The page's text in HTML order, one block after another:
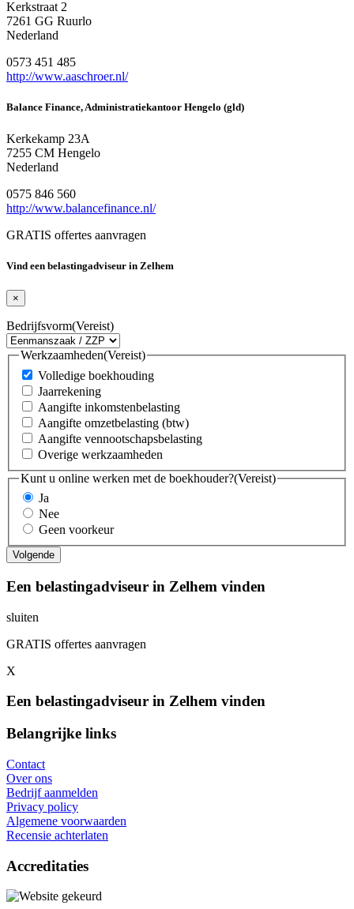
Kerkstraat 2
7261 GG Ruurlo
Nederland
0573 451 485
http://www.aaschroer.nl/
Balance Finance, Administratiekantoor Hengelo (gld)
Kerkekamp 23A
7255 CM Hengelo
Nederland
0575 846 560
http://www.balancefinance.nl/
GRATIS offertes aanvragen
Vind een belastingadviseur in Zelhem
×
Bedrijfsvorm(Vereist)
Werkzaamheden(Vereist)
Volledige boekhouding
Jaarrekening
Aangifte inkomstenbelasting
Aangifte omzetbelasting (btw)
Aangifte vennootschapsbelasting
Overige werkzaamheden
Kunt u online werken met de boekhouder?(Vereist)
Ja
Nee
Geen voorkeur
Een belastingadviseur in Zelhem vinden
sluiten
GRATIS offertes aanvragen
X
Een belastingadviseur in Zelhem vinden
Belangrijke links
Contact
Over ons
Bedrijf aanmelden
Privacy policy
Algemene voorwaarden
Recensie achterlaten
Accreditaties